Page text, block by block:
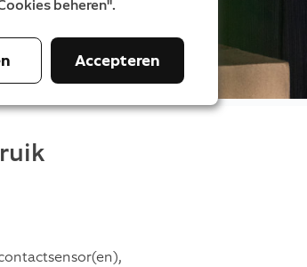
beheren".
Accepteren